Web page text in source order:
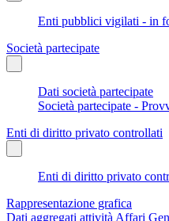
Enti pubblici vigilati - in
Società partecipate
Dati società partecipate
Società partecipate -
Enti di diritto privato controllati
Enti di diritto privato
Rappresentazione grafica
Dati aggregati attività Affari